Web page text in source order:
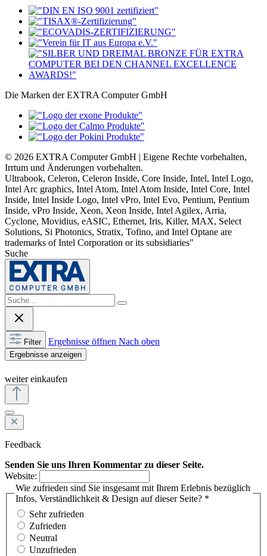
Die Marken der EXTRA Computer GmbH
© 2026 EXTRA Computer GmbH | Eigene Rechte vorbehalten,
Irrtum und Änderungen vorbehalten.
Ultrabook, Celeron, Celeron Inside, Core Inside, Intel, Intel Logo,
Intel Arc graphics, Intel Atom, Intel Atom Inside, Intel Core, Intel
Inside, Intel Inside Logo, Intel vPro, Intel Evo, Pentium, Pentium
Inside, vPro Inside, Xeon, Xeon Inside, Intel Agilex, Arria,
Cyclone, Movidius, eASIC, Ethernet, Iris, Killer, MAX, Select
Solutions, Si Photonics, Stratix, Tofino, and Intel Optane are
trademarks of Intel Corporation or its subsidiaries"
Suche
Filter Ergebnisse öffnen Nach oben
Ergebnisse anzeigen
weiter einkaufen
Feedback
Senden Sie uns Ihren Kommentar zu dieser Seite.
Website:
Wie zufrieden sind Sie insgesamt mit Ihrem Erlebnis bezüglich
Infos, Verständlichkeit & Design auf dieser Seite? *
Sehr zufrieden
Zufrieden
Neutral
Unzufrieden